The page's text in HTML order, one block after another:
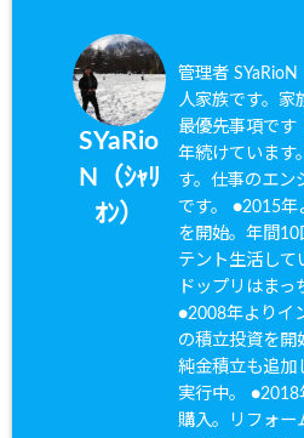
SYaRio
N（ｼｬﾘ
ｵﾝ）
管理者 SYaRioN
人家族です。家
最優先事項です
年続けています
す。仕事のエン
です。 ●2015年
を開始。年間
テント生活して
ドップリはま
●2008年よりイ
の積立投資を開
純金積立も追加
実行中。 ●2018
購入。リフォー